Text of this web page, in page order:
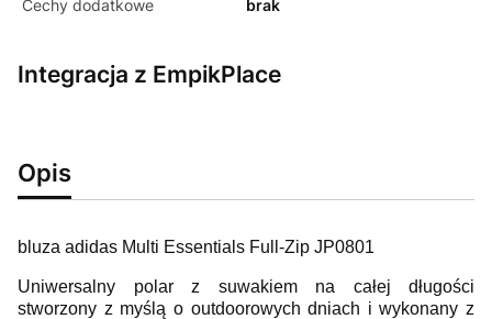
Cechy dodatkowe brak
Integracja z EmpikPlace
Opis
bluza adidas Multi Essentials Full-Zip JP0801
Uniwersalny polar z suwakiem na całej długości
stworzony z myślą o outdoorowych dniach i wykonany z